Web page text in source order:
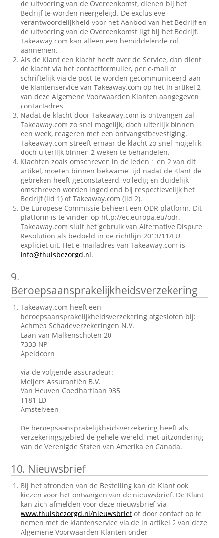
de uitvoering van de Overeenkomst, dienen bij het
Bedrijf te worden neergelegd. De exclusieve
verantwoordelijkheid voor het Aanbod van het Bedrijf en
de uitvoering van de Overeenkomst ligt bij het Bedrijf.
Takeaway.com kan alleen een bemiddelende rol
aannemen.
Als de Klant een klacht heeft over de Service, dan dient
de klacht via het contactformulier, per e-mail of
schriftelijk via de post te worden gecommuniceerd aan
de klantenservice van Takeaway.com op het in artikel 2
van deze Algemene Voorwaarden Klanten aangegeven
contactadres.
Nadat de klacht door Takeaway.com is ontvangen zal
Takeaway.com zo snel mogelijk, doch uiterlijk binnen
een week, reageren met een ontvangstbevestiging.
Takeaway.com streeft ernaar de klacht zo snel mogelijk,
doch uiterlijk binnen 2 weken te behandelen.
Klachten zoals omschreven in de leden 1 en 2 van dit
artikel, moeten binnen bekwame tijd nadat de Klant de
gebreken heeft geconstateerd, volledig en duidelijk
omschreven worden ingediend bij respectievelijk het
Bedrijf (lid 1) of Takeaway.com (lid 2).
De Europese Commissie beheert een ODR platform. Dit
platform is te vinden op http://ec.europa.eu/odr.
Takeaway.com sluit het gebruik van Alternative Dispute
Resolution als bedoeld in de richtlijn 2013/11/EU
expliciet uit. Het e-mailadres van Takeaway.com is
info@thuisbezorgd.nl.
9.
Beroepsaansprakelijkheidsverzekering
Takeaway.com heeft een
beroepsaansprakelijkheidsverzekering afgesloten bij:
Achmea Schadeverzekeringen N.V.
Laan van Malkenschoten 20
7333 NP
Apeldoorn
via de volgende assuradeur:
Meijers Assurantiën B.V.
Van Heuven Goedhartlaan 935
1181 LD
Amstelveen
De beroepsaansprakelijkheidsverzekering heeft als
verzekeringsgebied de gehele wereld, met uitzondering
van de Verenigde Staten van Amerika en Canada.
10. Nieuwsbrief
Bij het afronden van de Bestelling kan de Klant ook
kiezen voor het ontvangen van de nieuwsbrief. De Klant
kan zich afmelden voor deze nieuwsbrief via
www.thuisbezorgd.nl/nieuwsbriefof door contact op te
nemen met de klantenservice via de in artikel 2 van deze
Algemene Voorwaarden Klanten onder